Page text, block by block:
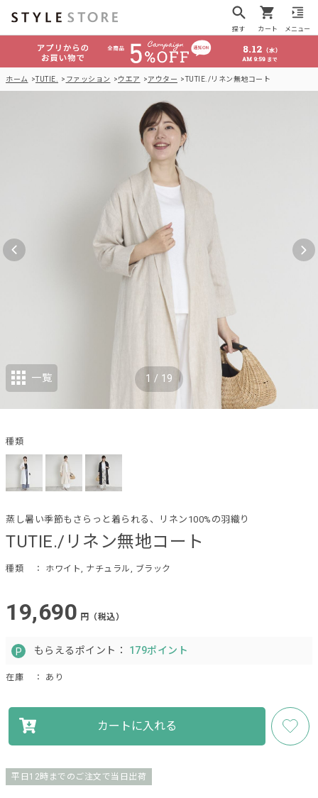
探す カート メニュー
ホーム TUTIE. ファッション ウエア アウター TUTIE./リネン無地コート
TUTIE./リネン無地コート
蒸し暑い季節もさらっと着られる、リネン100%の羽織り
種類 ： ホワイト, ナチュラル, ブラック
19,690 円（税込）
もらえるポイント： 179ポイント
在庫 ： あり
カートに入れる
平日12時までのご注文で当日出荷
1 / 19
一覧
種類